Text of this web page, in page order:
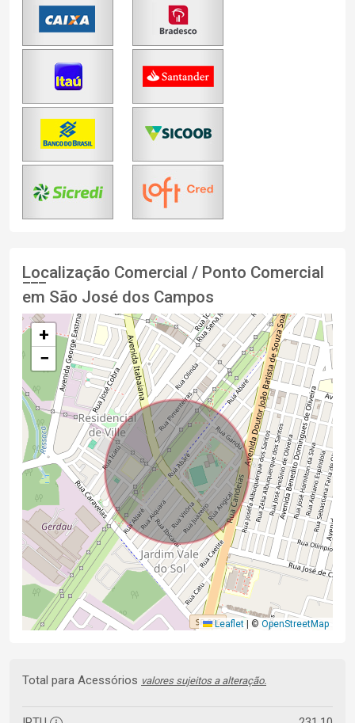
Localização Comercial / Ponto Comercial
em São José dos Campos
+
−
Leaflet © OpenStreetMap
Total para Acessórios valores sujeitos a alteração.